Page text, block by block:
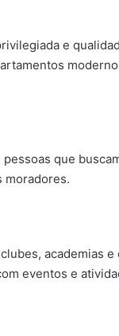
e
que
moradores.
academias e
eventos e